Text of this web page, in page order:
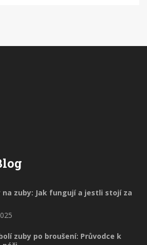
na zuby: Jak fungují a jestli stojí za
zuby po broušení: Průvodce k